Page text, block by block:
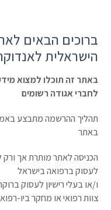
הרשמה ועדכון נתונים
ראשי » משולחן האגודה »
הודעה: בית הספר
תאריך: 14/10/2020
ברוכים הבאים
הישראלית
באתר זה תוכלו למצוא
לחברי אגודה רשומים
תהליך ההרשמה מתבצע
באתר
הכניסה לאתר מותרת אך ורק
לעסוק ברפואה בישראל
ו/או בעלי רישיון לעסוק
צוות רפואי או מחקר ביו-